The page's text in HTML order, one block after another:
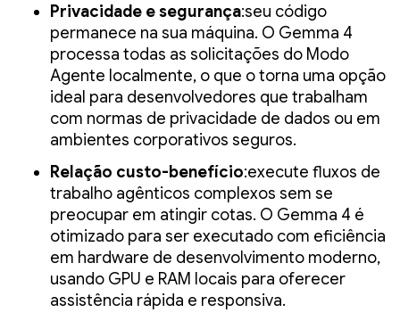
Privacidade e segurança:seu código
permanece na sua máquina. O Gemma 4
processa todas as solicitações do Modo
Agente localmente, o que o torna uma opção
ideal para desenvolvedores que trabalham
com normas de privacidade de dados ou em
ambientes corporativos seguros.
Relação custo-benefício:execute fluxos de
trabalho agênticos complexos sem se
preocupar em atingir cotas. O Gemma 4 é
otimizado para ser executado com eficiência
em hardware de desenvolvimento moderno,
usando GPU e RAM locais para oferecer
assistência rápida e responsiva.